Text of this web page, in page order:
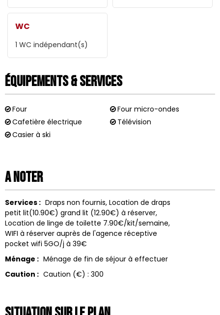
WC
1 WC indépendant(s)
Équipements & Services
Four
Four micro-ondes
Cafetière électrique
Télévision
Casier à ski
A noter
Services : Draps non fournis Location de draps
petit lit(10.90€) grand lit (12.90€) à réserver
Location de linge de toilette 7.90€/kit/semaine
WIFI à réserver auprès de l'agence réceptive
pocket wifi 5GO/j à 39€
Ménage : Ménage de fin de séjour à effectuer
Caution : Caution (€) : 300